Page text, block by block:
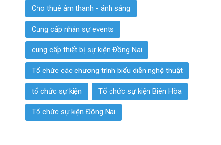
Cho thuê âm thanh - ánh sáng
Cung cấp nhân sự events
cung cấp thiết bị sự kiện Đồng Nai
Tổ chức các chương trình biểu diễn nghệ thuật
tổ chức sự kiện Tổ chức sự kiện Biên Hòa
Tổ chức sự kiện Đồng Nai